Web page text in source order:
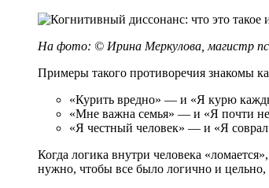
На фото: © Ирина Меркулова, магистр
Примеры такого противоречия знакомы
«Курить вредно» — и «Я курю
«Мне важна семья» — и «Я почти
«Я честный человек» — и «Я
Когда логика внутри человека
нужно, чтобы все было логично и